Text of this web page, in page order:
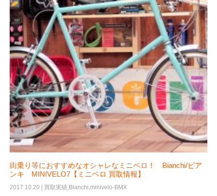
街乗り等におすすめなオシャレなミニベロ！ Bianchi/ビア
ンキ MINIVELO7【ミニベロ 買取情報】
2017.10.20 | 買取実績,Bianchi,minivelo-BMX